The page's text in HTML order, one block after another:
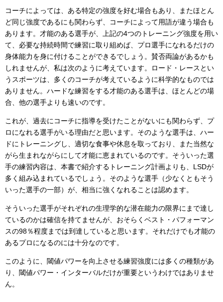
コーチによっては、ある特定の強度を好む場合もあり、またほとん
ど同じ強度であるにも関わらず、コーチによって用語が違う場合も
あります。才能のある選手が、上記の4つのトレーニング強度を用い
て、必要な持続時間で練習に取り組めば、プロ選手になれるだけの
身体能力を身に付けることができるでしょう。賛否両論があるかも
しれませんが、私は次のように考えています。ロード・レースとい
うスポーツは、多くのコーチが考えているように科学的なものでは
ありません。ハードな練習をする才能のある選手は、ほとんどの場
合、他の選手よりも速いのです。
これが、過去にコーチに指導を受けたことがないにも関わらず、プ
ロになれる選手がいる理由だと思います。そのような選手は、ハー
ドにトレーニングし、適切な食事や休息を取っており、また当然な
がら生まれながらにして才能に恵まれているのです。そういった選
手の練習内容は、本書で紹介するトレーニング計画よりも、LSDが
多く組み込まれているでしょう。そのような選手（少なくともそう
いった選手の一部）が、相当に強くなれることは認めます。
そういった選手がそれぞれの生理学的な潜在能力の限界にまで達し
ているのかは確信を持てませんが、おそらくベスト・パフォーマン
スの98％程度までは到達していると思います。それだけでも才能の
あるプロになるのには十分なのです。
このように、閾値パワーを向上させる練習強度には多くの種類があ
り、閾値パワー・インターバルだけが重要というわけではありませ
ん。